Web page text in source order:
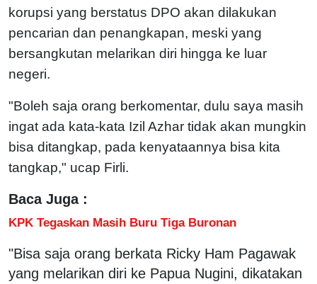
korupsi yang berstatus DPO akan dilakukan
pencarian dan penangkapan, meski yang
bersangkutan melarikan diri hingga ke luar
negeri.
"Boleh saja orang berkomentar, dulu saya masih
ingat ada kata-kata Izil Azhar tidak akan mungkin
bisa ditangkap, pada kenyataannya bisa kita
tangkap," ucap Firli.
Baca Juga :
KPK Tegaskan Masih Buru Tiga Buronan
"Bisa saja orang berkata Ricky Ham Pagawak
yang melarikan diri ke Papua Nugini, dikatakan